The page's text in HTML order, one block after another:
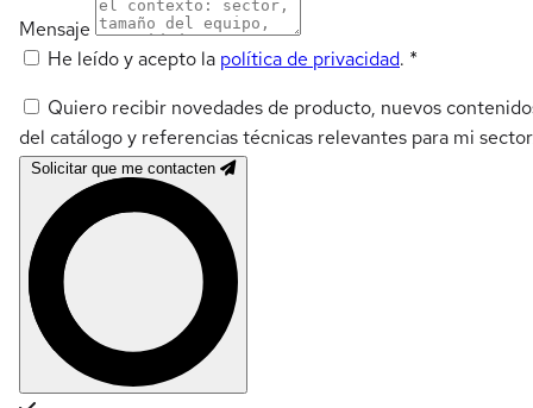
Mensaje
He leído y acepto la política de privacidad. *
Quiero recibir novedades de producto, nuevos
del catálogo y referencias técnicas relevantes para mi
Solicitar que me contacten